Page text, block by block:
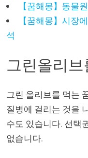
【꿈해몽】동물
【꿈해몽】시장
석
그린올리브
그린 올리브를 먹는
질병에 걸리는 것을
수도 있습니다. 선택
없습니다.